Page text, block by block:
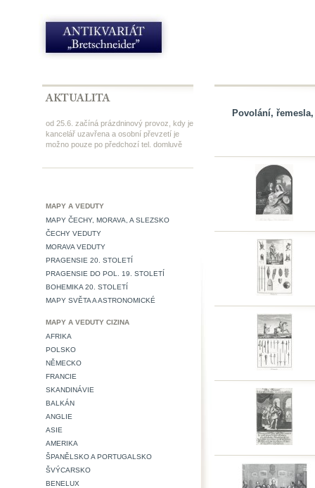
od 25.6. začíná prázdninový provoz, kdy je
kancelář uzavřena a osobní převzetí je
možno pouze po předchozí tel. domluvě
MAPY A VEDUTY
MAPY ČECHY, MORAVA, A SLEZSKO
ČECHY VEDUTY
MORAVA VEDUTY
PRAGENSIE 20. STOLETÍ
PRAGENSIE DO POL. 19. STOLETÍ
BOHEMIKA 20. STOLETÍ
MAPY SVĚTA A ASTRONOMICKÉ
MAPY A VEDUTY CIZINA
AFRIKA
POLSKO
NĚMECKO
FRANCIE
SKANDINÁVIE
BALKÁN
ANGLIE
ASIE
AMERIKA
ŠPANĚLSKO A PORTUGALSKO
ŠVÝCARSKO
BENELUX
Povolání,